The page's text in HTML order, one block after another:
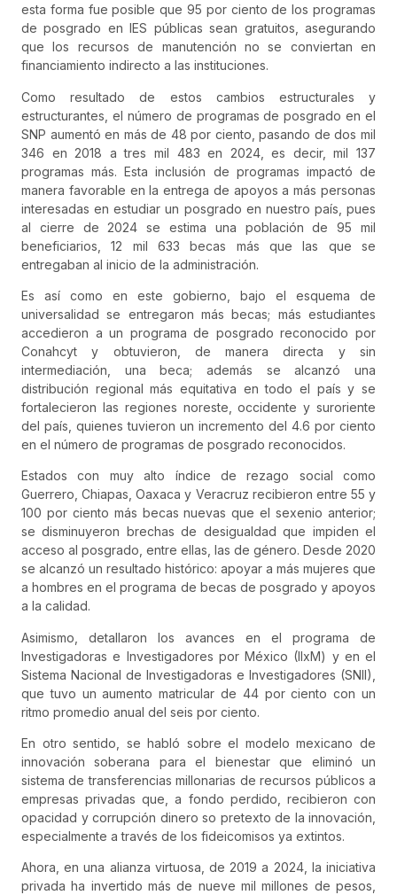
esta forma fue posible que 95 por ciento de los programas
de posgrado en IES públicas sean gratuitos, asegurando
que los recursos de manutención no se conviertan en
financiamiento indirecto a las instituciones.
Como resultado de estos cambios estructurales y
estructurantes, el número de programas de posgrado en el
SNP aumentó en más de 48 por ciento, pasando de dos mil
346 en 2018 a tres mil 483 en 2024, es decir, mil 137
programas más. Esta inclusión de programas impactó de
manera favorable en la entrega de apoyos a más personas
interesadas en estudiar un posgrado en nuestro país, pues
al cierre de 2024 se estima una población de 95 mil
beneficiarios, 12 mil 633 becas más que las que se
entregaban al inicio de la administración.
Es así como en este gobierno, bajo el esquema de
universalidad se entregaron más becas; más estudiantes
accedieron a un programa de posgrado reconocido por
Conahcyt y obtuvieron, de manera directa y sin
intermediación, una beca; además se alcanzó una
distribución regional más equitativa en todo el país y se
fortalecieron las regiones noreste, occidente y suroriente
del país, quienes tuvieron un incremento del 4.6 por ciento
en el número de programas de posgrado reconocidos.
Estados con muy alto índice de rezago social como
Guerrero, Chiapas, Oaxaca y Veracruz recibieron entre 55 y
100 por ciento más becas nuevas que el sexenio anterior;
se disminuyeron brechas de desigualdad que impiden el
acceso al posgrado, entre ellas, las de género. Desde 2020
se alcanzó un resultado histórico: apoyar a más mujeres que
a hombres en el programa de becas de posgrado y apoyos
a la calidad.
Asimismo, detallaron los avances en el programa de
Investigadoras e Investigadores por México (IIxM) y en el
Sistema Nacional de Investigadoras e Investigadores (SNII),
que tuvo un aumento matricular de 44 por ciento con un
ritmo promedio anual del seis por ciento.
En otro sentido, se habló sobre el modelo mexicano de
innovación soberana para el bienestar que eliminó un
sistema de transferencias millonarias de recursos públicos a
empresas privadas que, a fondo perdido, recibieron con
opacidad y corrupción dinero so pretexto de la innovación,
especialmente a través de los fideicomisos ya extintos.
Ahora, en una alianza virtuosa, de 2019 a 2024, la iniciativa
privada ha invertido más de nueve mil millones de pesos,